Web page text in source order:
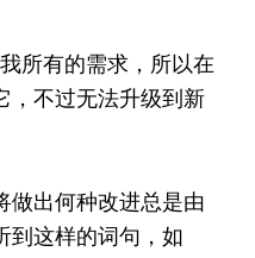
所有的需求，所以在
，不过无法升级到新
做出何种改进总是由
到这样的词句，如